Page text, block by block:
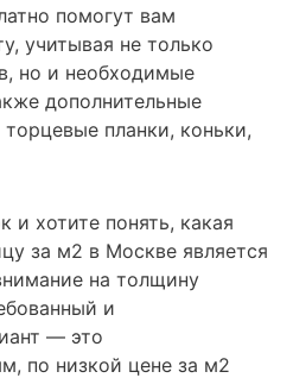
помогут вам
учитывая не только
но и необходимые
дополнительные
планки, коньки,
и хотите понять, какая
за м2 в Москве является
на толщину
и
— это
по низкой цене за м2